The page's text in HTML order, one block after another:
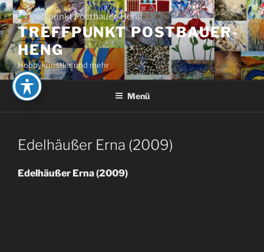
Zum
Inhalt
springenTREFFPUNKT POSTBAUER-
HENG
Hobbykünstler und mehr
Menü
Edelhäußer Erna (2009)
Edelhäußer Erna (2009)